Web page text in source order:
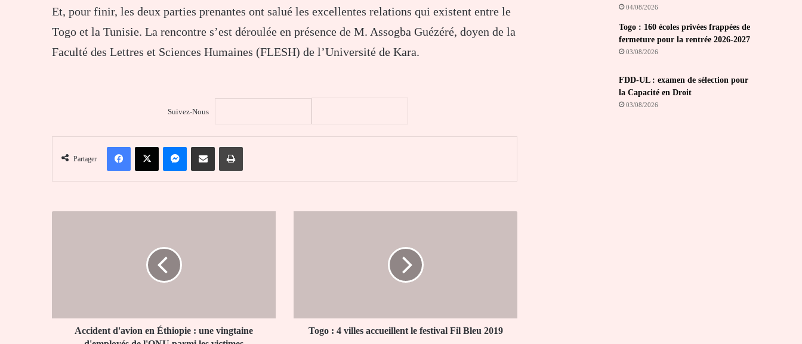
Et, pour finir, les deux parties prenantes ont salué les excellentes relations qui existent entre le
Togo et la Tunisie. La rencontre s’est déroulée en présence de M. Assogba Guézéré, doyen de la
Faculté des Lettres et Sciences Humaines (FLESH) de l’Université de Kara.
Suivez-Nous
Partager
FacebookX MessengerPartager par email Imprimer
de
Accident d'avion en Éthiopie : une vingtaine
Bleu
2019Togo : 4 villes accueillent le festival Fil Bleu 2019
04/08/2026
Togo : 160 écoles privées frappées de
fermeture pour la rentrée 2026-2027
03/08/2026
FDD-UL : examen de sélection pour
la Capacité en Droit
03/08/2026